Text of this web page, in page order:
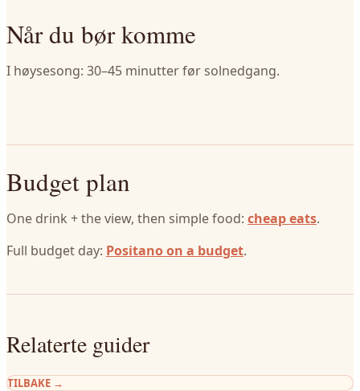
Når du bør komme
I høysesong: 30–45 minutter før solnedgang.
Budget plan
One drink + the view, then simple food: cheap eats.
Full budget day: Positano on a budget.
Relaterte guider
TILBAKE →